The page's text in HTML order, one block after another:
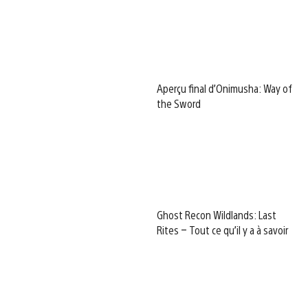
Aperçu final d’Onimusha: Way of
the Sword
Ghost Recon Wildlands: Last
Rites – Tout ce qu’il y a à savoir